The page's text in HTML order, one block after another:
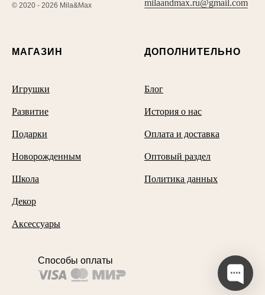
© 2020 - 2026 Mila&Max
milaandmax.ru@gmail.com
МАГАЗИН
Игрушки
Развитие
Подарки
Новорожденным
Школа
Декор
Аксессуары
ДОПОЛНИТЕЛЬНО
Блог
История о нас
Оплата и доставка
Оптовый раздел
Политика данных
Способы оплаты